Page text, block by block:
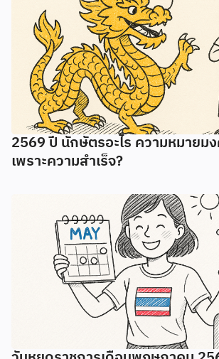
2569 ปี นักษัตรอะไร ความหมายม
เพราะความสำเร็จ?